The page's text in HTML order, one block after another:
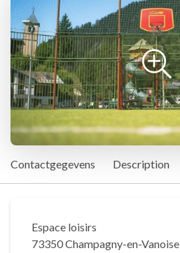
Contactgegevens Description
Espace loisirs
73350 Champagny-en-Vanoise